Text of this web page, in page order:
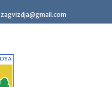
zagvizdja@gmail.com